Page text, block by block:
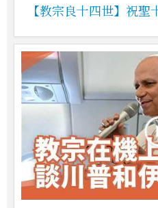
【教宗良十四世】祝聖